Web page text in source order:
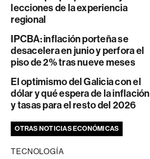
lecciones de la experiencia
regional
IPCBA: inflación porteña se
desacelera en junio y perfora el
piso de 2% tras nueve meses
El optimismo del Galicia con el
dólar y qué espera de la inflación
y tasas para el resto del 2026
OTRAS NOTICIAS ECONÓMICAS
TECNOLOGÍA